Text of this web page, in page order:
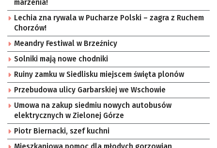
marzenia!
Lechia zna rywala w Pucharze Polski – zagra z Ruchem
Chorzów!
Meandry Festiwal w Brzeźnicy
Solniki mają nowe chodniki
Ruiny zamku w Siedlisku miejscem święta plonów
Przebudowa ulicy Garbarskiej we Wschowie
Umowa na zakup siedmiu nowych autobusów
elektrycznych w Zielonej Górze
Piotr Biernacki, szef kuchni